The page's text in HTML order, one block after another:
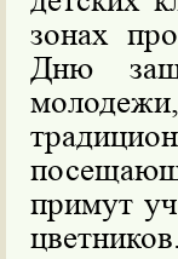
зонах
Дню
примут